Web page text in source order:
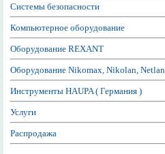
Системы безопасности
Компьютерное оборудование
Оборудование REXANT
Оборудование Nikomax, Nikolan, Netlan
Инструменты HAUPA ( Германия )
Услуги
Распродажа